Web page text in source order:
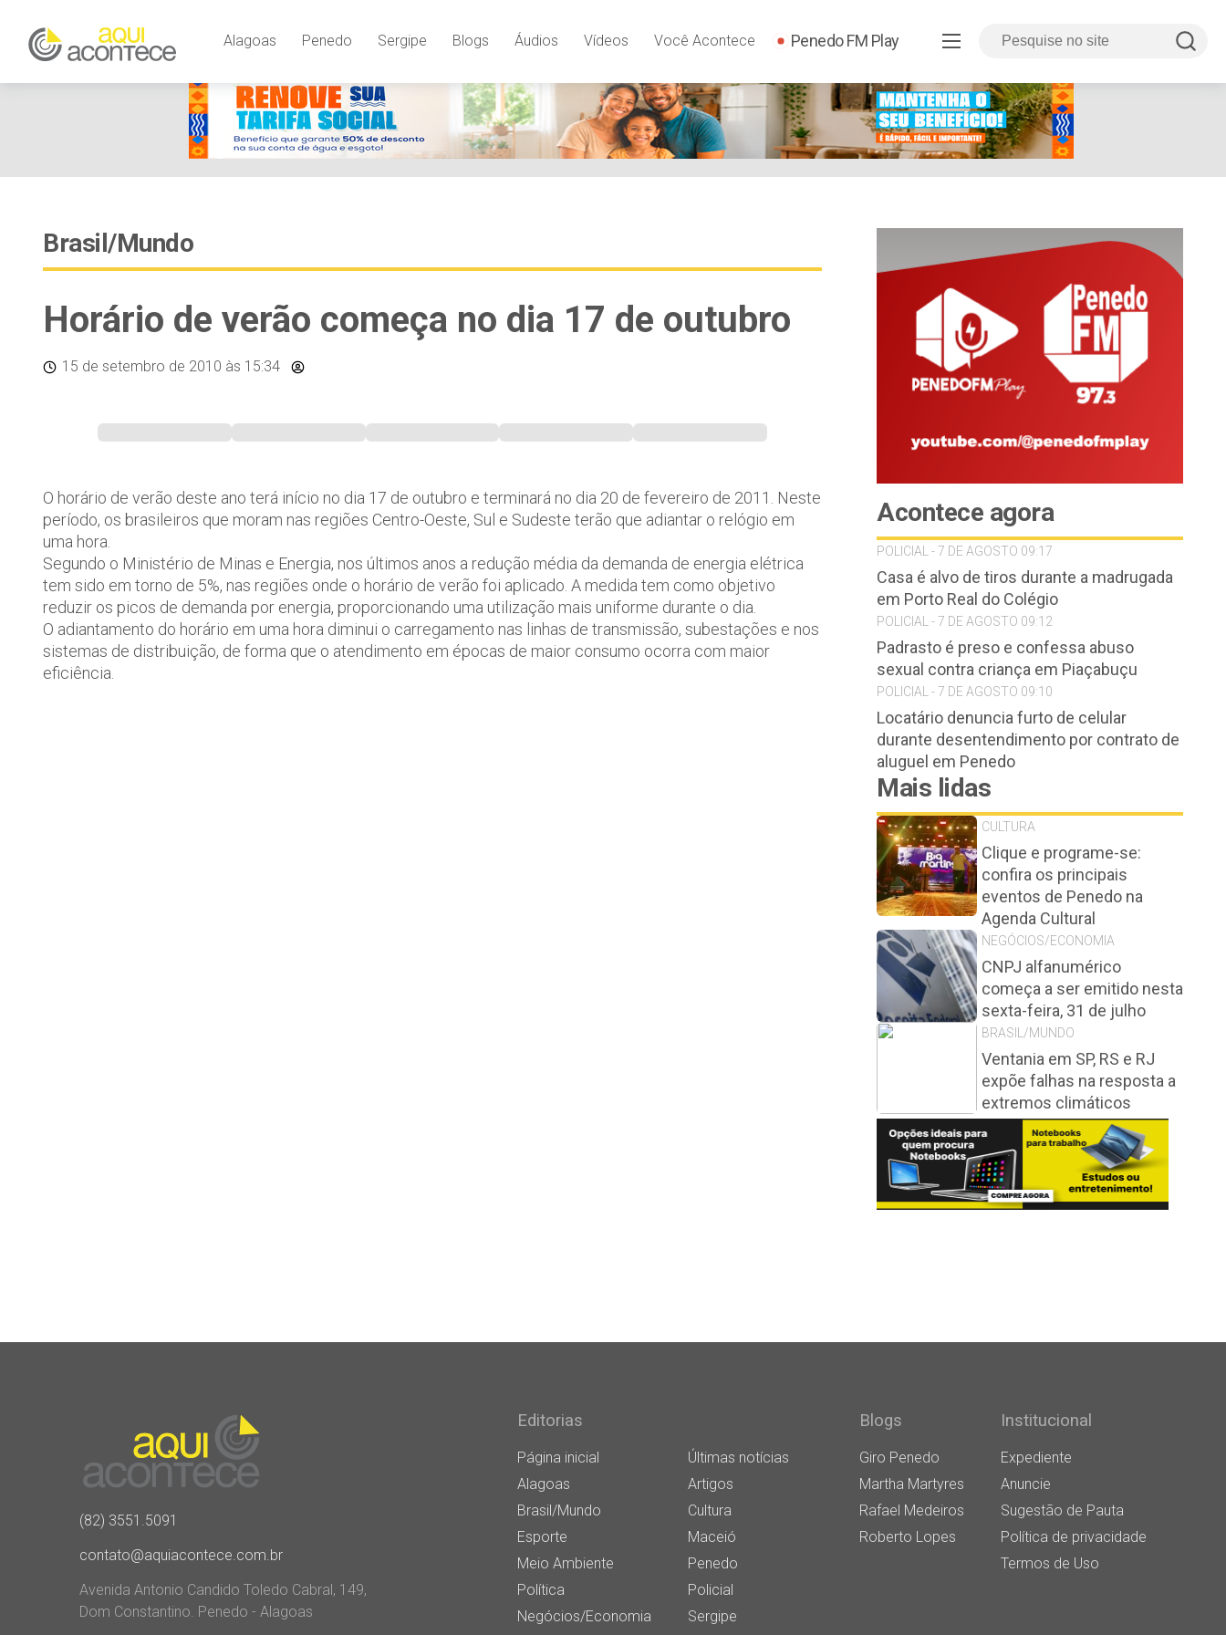
Alagoas Penedo Sergipe Blogs Áudios Vídeos Você Acontece Penedo FM Play
Brasil/Mundo
Horário de verão começa no dia 17 de outubro
15 de setembro de 2010 às 15:34
O horário de verão deste ano terá início no dia 17 de outubro e terminará no dia 20 de fevereiro de 2011. Neste
período, os brasileiros que moram nas regiões Centro-Oeste, Sul e Sudeste terão que adiantar o relógio em
uma hora.
Segundo o Ministério de Minas e Energia, nos últimos anos a redução média da demanda de energia elétrica
tem sido em torno de 5%, nas regiões onde o horário de verão foi aplicado. A medida tem como objetivo
reduzir os picos de demanda por energia, proporcionando uma utilização mais uniforme durante o dia.
O adiantamento do horário em uma hora diminui o carregamento nas linhas de transmissão, subestações e nos
sistemas de distribuição, de forma que o atendimento em épocas de maior consumo ocorra com maior
eficiência.
Acontece agora
POLICIAL - 7 DE AGOSTO 09:17
Casa é alvo de tiros durante a madrugada
em Porto Real do Colégio
POLICIAL - 7 DE AGOSTO 09:12
Padrasto é preso e confessa abuso
sexual contra criança em Piaçabuçu
POLICIAL - 7 DE AGOSTO 09:10
Locatário denuncia furto de celular
durante desentendimento por contrato de
aluguel em Penedo
Mais lidas
CULTURA
Clique e programe-se:
confira os principais
eventos de Penedo na
Agenda Cultural
NEGÓCIOS/ECONOMIA
CNPJ alfanumérico
começa a ser emitido nesta
sexta-feira, 31 de julho
BRASIL/MUNDO
Ventania em SP, RS e RJ
expõe falhas na resposta a
extremos climáticos
(82) 3551.5091
contato@aquiacontece.com.br
Avenida Antonio Candido Toledo Cabral, 149,
Dom Constantino. Penedo - Alagoas
Editorias
Página inicial
Últimas notícias
Alagoas
Artigos
Brasil/Mundo
Cultura
Esporte
Maceió
Meio Ambiente
Penedo
Política
Policial
Negócios/Economia
Sergipe
Blogs
Giro Penedo
Martha Martyres
Rafael Medeiros
Roberto Lopes
Institucional
Expediente
Anuncie
Sugestão de Pauta
Política de privacidade
Termos de Uso